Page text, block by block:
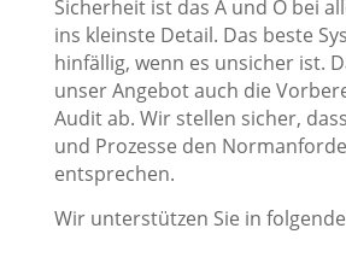
Sicherheit ist das A und O bei
ins kleinste Detail. Das beste
hinfällig, wenn es unsicher ist.
unser Angebot auch die
Audit ab. Wir stellen sicher,
und Prozesse den
entsprechen.
Wir unterstützen Sie in